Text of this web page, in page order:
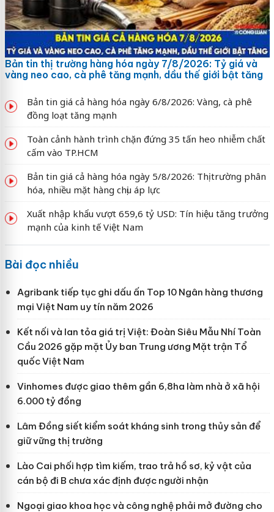
Bản tin thị trường hàng hóa ngày 7/8/2026: Tỷ giá và
vàng neo cao, cà phê tăng mạnh, dầu thế giới bật tăng
Bản tin giá cả hàng hóa ngày 6/8/2026: Vàng, cà phê
đồng loạt tăng mạnh
Toàn cảnh hành trình chặn đứng 35 tấn heo nhiễm chất
cấm vào TP.HCM
Bản tin giá cả hàng hóa ngày 5/8/2026: Thị trường phân
hóa, nhiều mặt hàng chịu áp lực
Xuất nhập khẩu vượt 659,6 tỷ USD: Tín hiệu tăng trưởng
mạnh của kinh tế Việt Nam
Bài đọc nhiều
Agribank tiếp tục ghi dấu ấn Top 10 Ngân hàng thương
mại Việt Nam uy tín năm 2026
Kết nối và lan tỏa giá trị Việt: Đoàn Siêu Mẫu Nhí Toàn
Cầu 2026 gặp mặt Ủy ban Trung ương Mặt trận Tổ
quốc Việt Nam
Vinhomes được giao thêm gần 6,8ha làm nhà ở xã hội
6.000 tỷ đồng
Lâm Đồng siết kiểm soát kháng sinh trong thủy sản để
giữ vững thị trường
Lào Cai phối hợp tìm kiếm, trao trả hồ sơ, kỷ vật của
cán bộ đi B chưa xác định được người nhận
Ngoại giao khoa học và công nghệ phải mở đường cho